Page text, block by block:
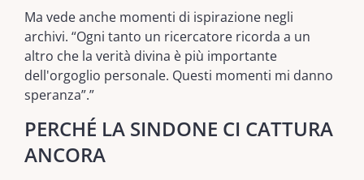
Ma vede anche momenti di ispirazione negli
archivi. “Ogni tanto un ricercatore ricorda a un
altro che la verità divina è più importante
dell'orgoglio personale. Questi momenti mi danno
speranza”.”
PERCHÉ LA SINDONE CI CATTURA
ANCORA